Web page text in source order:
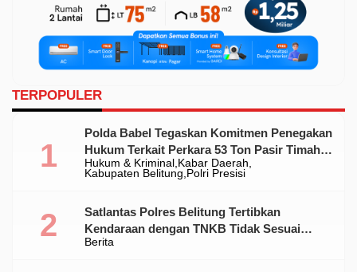
TERPOPULER
Hukum & Kriminal Kabar Daerah
Kabupaten Belitung Polri Presisi
Polda Babel Tegaskan Komitmen Penegakan
Hukum Terkait Perkara 53 Ton Pasir Timah
Ilegal Di Belitung
Berita
Satlantas Polres Belitung Tertibkan
Kendaraan dengan TNKB Tidak Sesuai
Standar